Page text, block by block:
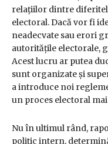
relațiilor dintre
electoral. Dacă vor fi
neadecvate sau erori
autoritățile electorale,
Acest lucru ar putea
sunt organizate și
a introduce noi
un proces electoral
Nu în ultimul rând,
politic intern,